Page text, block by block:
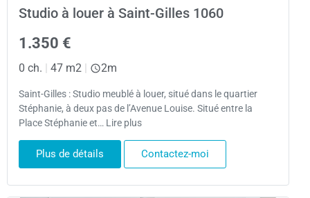
Studio à louer à Saint-Gilles 1060
1.350 €
0 ch. 47 m2 2m
Saint-Gilles : Studio meublé à louer, situé dans le quartier
Stéphanie, à deux pas de l’Avenue Louise. Situé entre la
Place Stéphanie et… Lire plus
Plus de détails Contactez-moi